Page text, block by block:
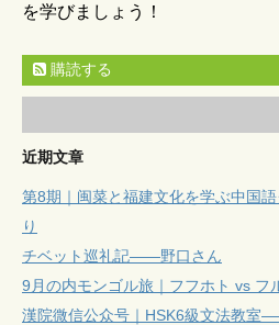
を学びましょう！
購読する
近期文章
第8期｜闽菜と福建文化を学ぶ中国
り
チベット巡礼記——野口さん
9月の内モンゴル旅｜フフホト vs フ
漢院微信公众号｜HSK6級文法教室